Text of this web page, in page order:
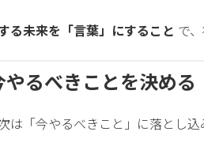
る未来を「言葉」にすること で
るべきことを決める
は「今やるべきこと」に落とし込